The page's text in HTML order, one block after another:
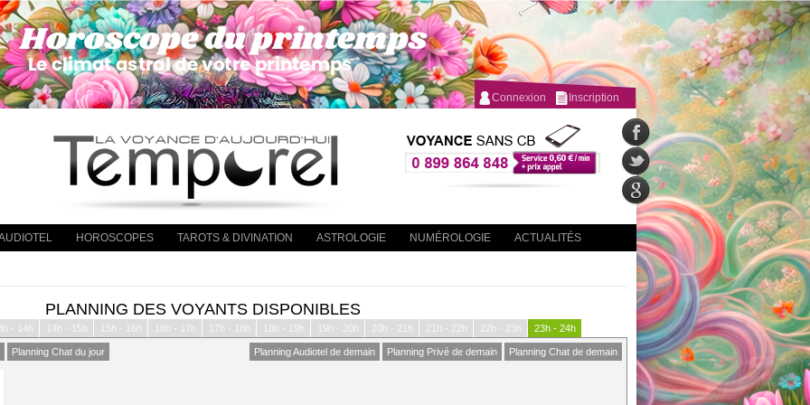
Connexion Inscription
HOROSCOPES TAROTS & DIVINATION ASTROLOGIE NUMÉROLOGIE ACTUALITÉS
PLANNING DES VOYANTS DISPONIBLES
- 14h 14h - 15h 15h - 16h 16h - 17h 17h - 18h 18h - 19h 19h - 20h 20h - 21h 21h - 22h 22h - 23h 23h - 24h
Planning Chat du jour Planning Audiotel de demain Planning Privé de demain Planning Chat de demain